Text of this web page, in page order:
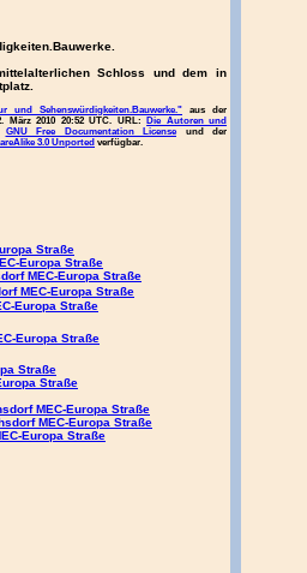
Schloss und dem in
und Sehenswürdigkeiten.Bauwerke." aus der
März 2010 20:52 UTC. URL: Die Autoren und
GNU Free Documentation Licenseund der
3.0 Unported verfügbar.
Straße
Europa Straße
MEC-Europa Straße
MEC-Europa Straße
Europa Straße
Europa Straße
Straße
Straße
MEC-Europa Straße
MEC-Europa Straße
Europa Straße